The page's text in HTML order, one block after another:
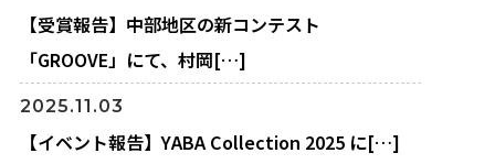
【受賞報告】中部地区の新コンテスト
「GROOVE」にて、村岡[…]
2025.11.03
【イベント報告】YABA Collection 2025 に[…]